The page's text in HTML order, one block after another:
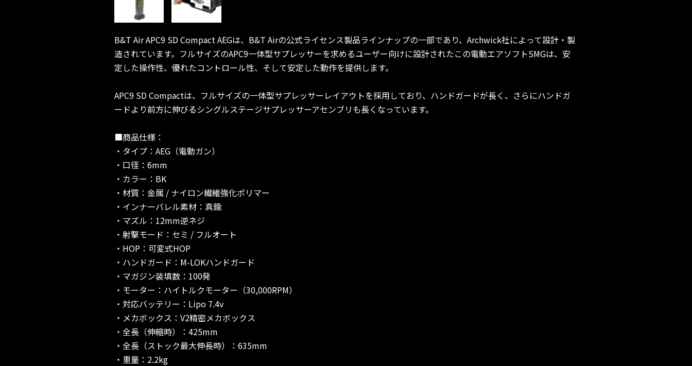
B&T Air APC9 SD Compact AEGは、B&T Airの公式ライセンス製品ラインナップの一部であり、Archwick社によって設計・製
造されています。フルサイズのAPC9一体型サプレッサーを求めるユーザー向けに設計されたこの電動エアソフトSMGは、安
定した操作性、優れたコントロール性、そして安定した動作を提供します。
APC9 SD Compactは、フルサイズの一体型サプレッサーレイアウトを採用しており、ハンドガードが長く、さらにハンドガ
ードより前方に伸びるシングルステージサプレッサーアセンブリも長くなっています。
■商品仕様：
・タイプ：AEG（電動ガン）
・口径：6mm
・カラー：BK
・材質：金属 / ナイロン繊維強化ポリマー
・インナーバレル素材：真鍮
・マズル：12mm逆ネジ
・射撃モード：セミ / フルオート
・HOP：可変式HOP
・ハンドガード：M-LOKハンドガード
・マガジン装填数：100発
・モーター：ハイトルクモーター（30,000RPM）
・対応バッテリー：Lipo 7.4v
・メカボックス：V2精密メカボックス
・全長（伸縮時）：425mm
・全長（ストック最大伸長時）：635mm
・重量：2.2kg